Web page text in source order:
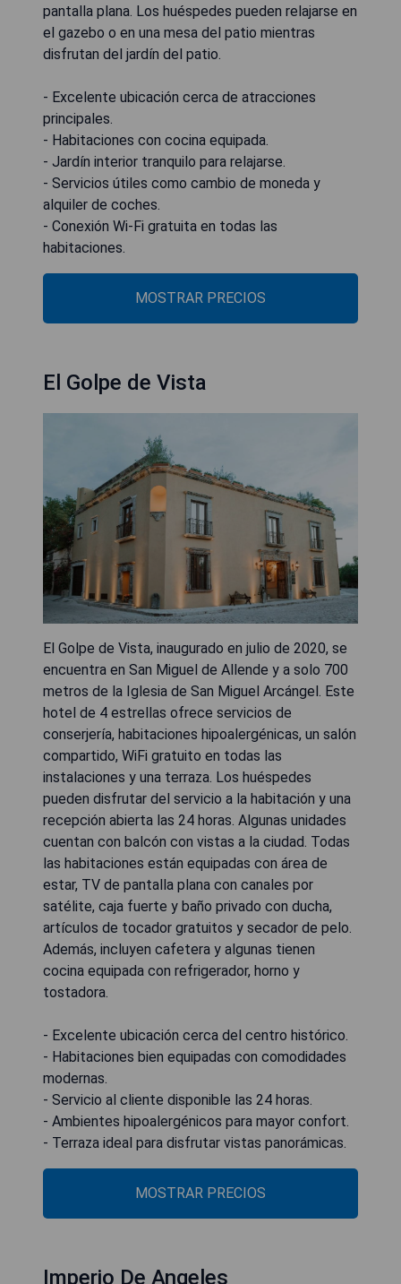
pantalla plana. Los huéspedes pueden relajarse en
el gazebo o en una mesa del patio mientras
disfrutan del jardín del patio.
- Excelente ubicación cerca de atracciones
principales.
- Habitaciones con cocina equipada.
- Jardín interior tranquilo para relajarse.
- Servicios útiles como cambio de moneda y
alquiler de coches.
- Conexión Wi-Fi gratuita en todas las
habitaciones.
MOSTRAR PRECIOS
El Golpe de Vista
El Golpe de Vista, inaugurado en julio de 2020, se
encuentra en San Miguel de Allende y a solo 700
metros de la Iglesia de San Miguel Arcángel. Este
hotel de 4 estrellas ofrece servicios de
conserjería, habitaciones hipoalergénicas, un salón
compartido, WiFi gratuito en todas las
instalaciones y una terraza. Los huéspedes
pueden disfrutar del servicio a la habitación y una
recepción abierta las 24 horas. Algunas unidades
cuentan con balcón con vistas a la ciudad. Todas
las habitaciones están equipadas con área de
estar, TV de pantalla plana con canales por
satélite, caja fuerte y baño privado con ducha,
artículos de tocador gratuitos y secador de pelo.
Además, incluyen cafetera y algunas tienen
cocina equipada con refrigerador, horno y
tostadora.
- Excelente ubicación cerca del centro histórico.
- Habitaciones bien equipadas con comodidades
modernas.
- Servicio al cliente disponible las 24 horas.
- Ambientes hipoalergénicos para mayor confort.
- Terraza ideal para disfrutar vistas panorámicas.
MOSTRAR PRECIOS
Imperio De Angeles